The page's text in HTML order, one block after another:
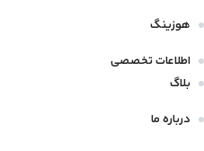
هوزینگ
اطلاعات تخصصی
بلاگ
درباره ما